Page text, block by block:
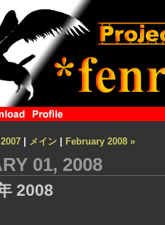
メイン February 2008 »
01, 2008
2008